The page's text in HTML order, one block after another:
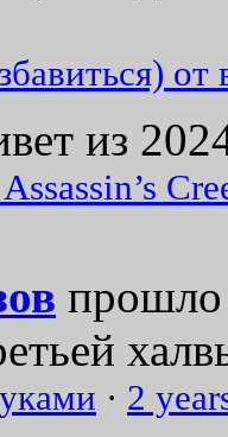
из
прошло
· 2